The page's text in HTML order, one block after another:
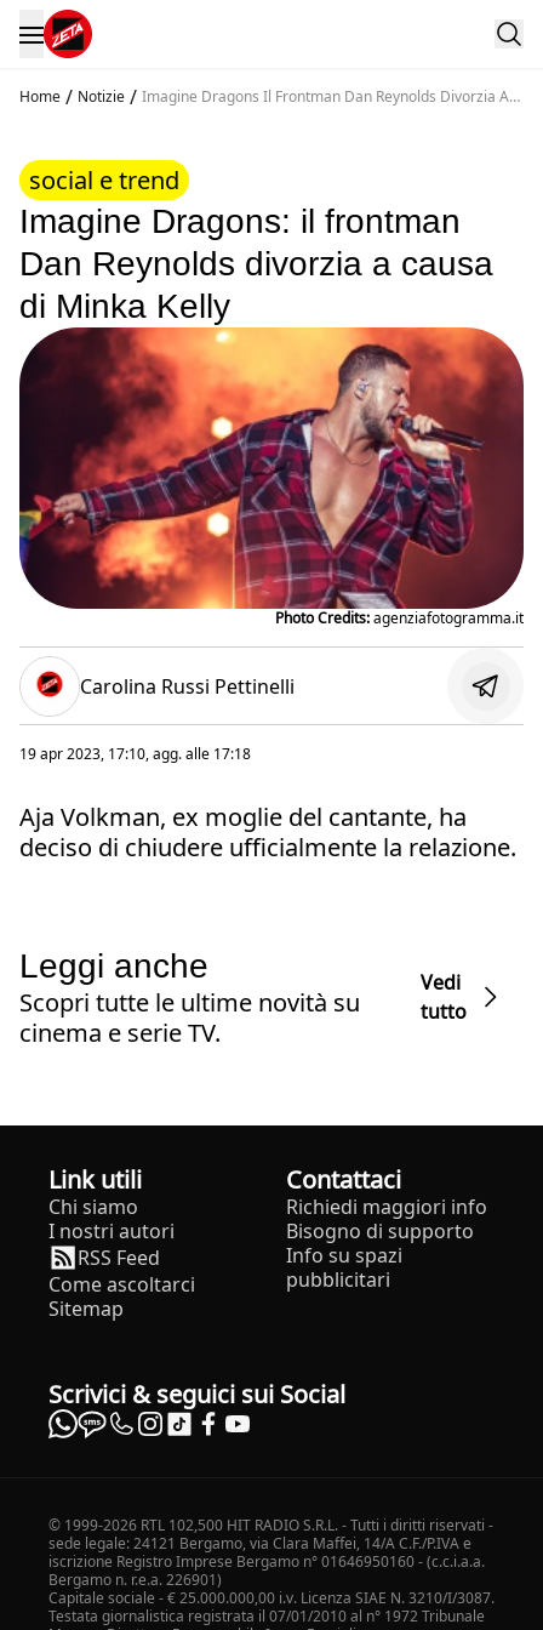
Home / Notizie / Imagine Dragons Il Frontman Dan Reynolds Divorzia A
social e trend
Imagine Dragons: il frontman
Dan Reynolds divorzia a causa
di Minka Kelly
Photo Credits:agenziafotogramma.it
Carolina Russi Pettinelli
19 apr 2023, 17:10, agg. alle 17:18
Aja Volkman, ex moglie del cantante, ha
deciso di chiudere ufficialmente la relazione.
Leggi anche
Scopri tutte le ultime novità su
cinema e serie TV.
Vedi
tutto
Link utili
Chi siamo
I nostri autori
RSS Feed
Come ascoltarci
Sitemap
Contattaci
Richiedi maggiori info
Bisogno di supporto
Info su spazi
pubblicitari
Scrivici & seguici sui Social
© 1999-2026 RTL 102,500 HIT RADIO S.R.L. - Tutti i diritti riservati -
sede legale: 24121 Bergamo, via Clara Maffei, 14/A C.F./P.IVA e
iscrizione Registro Imprese Bergamo n° 01646950160 - (c.c.i.a.a.
Bergamo n. r.e.a. 226901)
Capitale sociale - € 25.000.000,00 i.v. Licenza SIAE N. 3210/I/3087.
Testata giornalistica registrata il 07/01/2010 al n° 1972 Tribunale